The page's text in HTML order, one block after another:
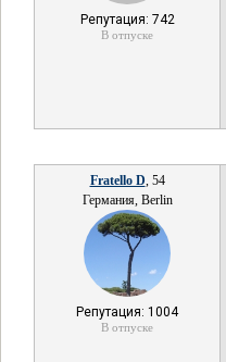
Репутация: 742
В отпуске
Fratello D, 54
Германия, Berlin
Репутация: 1004
В отпуске